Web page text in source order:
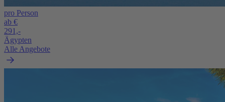
pro Person
ab €
291,-
Ägypten
Alle Angebote